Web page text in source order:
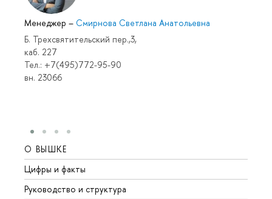
Менеджер – Смирнова Светлана Анатольевна
Б. Трехсвятительский пер.,3,
каб. 227
Тел.: +7(495)772-95-90
вн. 23066
О ВЫШКЕ
Цифры и факты
Руководство и структура